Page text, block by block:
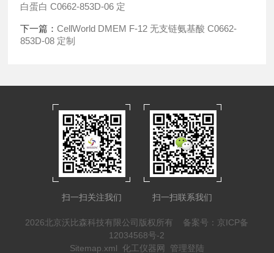
白蛋白 C0662-853D-06 定
下一篇：CellWorld DMEM F-12 无支链氨基酸 C0662-
853D-08 定制
扫一扫关注我们 扫一扫联系我们
2026北京沃比森科技有限公司版权所有 备案号：京ICP备
12034568号-2
Sitemap.xml 化工仪器网 管理登陆